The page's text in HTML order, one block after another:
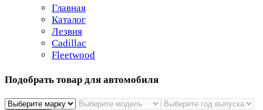
Главная
Каталог
Лезвия
Cadillac
Fleetwood
Подобрать товар для автомобиля